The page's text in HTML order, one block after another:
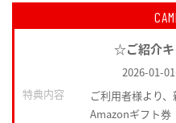
☆ご紹介
2026-01-01
特典内容
ご利用者様より
Amazonギフト券